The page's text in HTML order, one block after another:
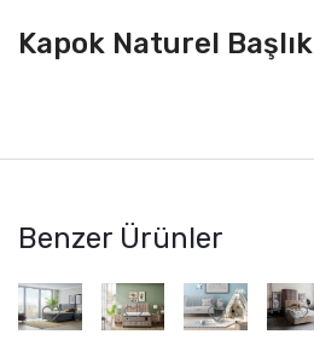
Kapok Naturel Başlık
Benzer Ürünler